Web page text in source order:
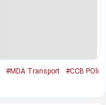
#MDA Transport
#CCB POli